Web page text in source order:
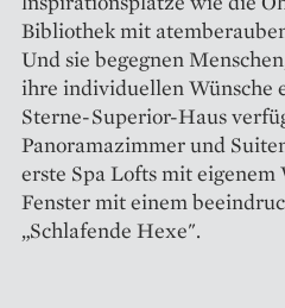
Bibliothek mit
Und sie begegnen
ihre individuellen Wünsche
Sterne-Superior-Haus
Panoramazimmer und
erste Spa Lofts mit
Fenster mit einem
„Schlafende Hexe".